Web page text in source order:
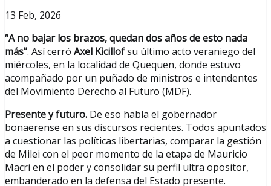
13 Feb, 2026
“A no bajar los brazos, quedan dos años de esto nada
más”. Así cerró Axel Kicillofsu último acto veraniego del
miércoles, en la localidad de Quequen, donde estuvo
acompañado por un puñado de ministros e intendentes
del Movimiento Derecho al Futuro (MDF).
Presente y futuro. De eso habla el gobernador
bonaerense en sus discursos recientes. Todos apuntados
a cuestionar las políticas libertarias, comparar la gestión
de Milei con el peor momento de la etapa de Mauricio
Macri en el poder y consolidar su perfil ultra opositor,
embanderado en la defensa del Estado presente.